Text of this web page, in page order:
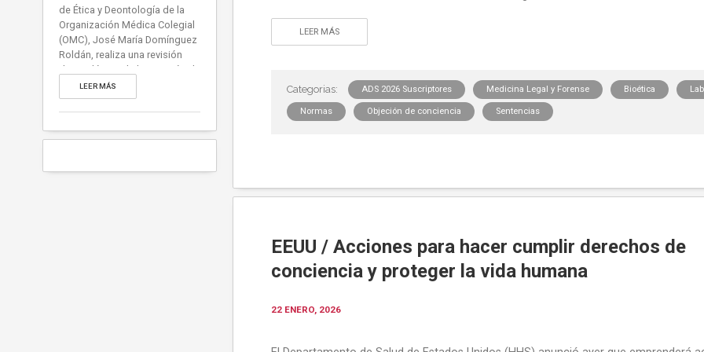
de Ética y Deontología de la
Organización Médica Colegial
(OMC), José María Domínguez
Roldán, realiza una revisión
deontológica de la cuestión de
la reasignación de ‘género’
con referencia a la reciente
Posición de la Sociedad
Americana de Cirujanos
Código de Deontología de la
LEER MÁS
LEER MÁS
ADS 2026 Suscriptores Medicina Legal y Forense Bioética
Normas Objeción de conciencia Sentencias
EEUU / Acciones para hacer cumplir derechos de
conciencia y proteger la vida humana
22 ENERO, 2026